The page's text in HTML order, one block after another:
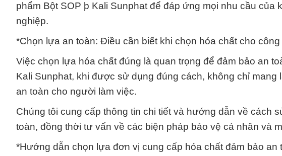
phẩm Bột SOP þ Kali Sunphat để đáp ứng mọi nhu cầu
nghiệp.
*Chọn lựa an toàn: Điều cần biết khi chọn hóa chất cho
Việc chọn lựa hóa chất đúng là quan trọng để đảm bảo an
Kali Sunphat, khi được sử dụng đúng cách, không chỉ
an toàn cho người làm việc.
Chúng tôi cung cấp thông tin chi tiết và hướng dẫn về cách
toàn, đồng thời tư vấn về các biện pháp bảo vệ cá nhân và
*Hướng dẫn chọn lựa đơn vị cung cấp hóa chất đảm bảo an